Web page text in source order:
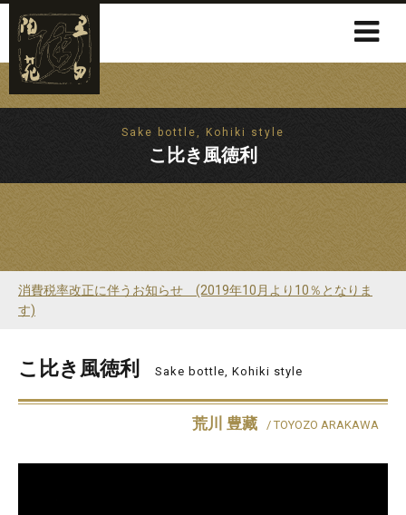
Sake bottle, Kohiki style
こ比き風徳利
消費税率改正に伴うお知らせ (2019年10月より10％となりま
す)
こ比き風徳利 Sake bottle, Kohiki style
荒川 豊藏 / TOYOZO ARAKAWA